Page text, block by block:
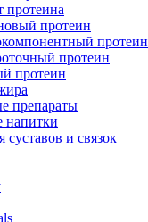
протеина
протеин
протеин
протеин
протеин
препараты
напитки
суставов и связок